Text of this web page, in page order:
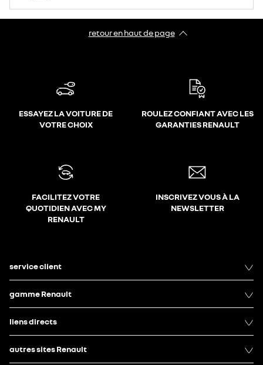
retour en haut de page​
ESSAYEZ LA VOITURE DE
VOTRE CHOIX
ROULEZ CONFIANT AVEC LES
GARANTIES RENAULT
FACILITEZ VOTRE
QUOTIDIEN AVEC MY
RENAULT
INSCRIVEZ VOUS À LA
NEWSLETTER
service client
gamme Renault
liens directs
autres sites Renault